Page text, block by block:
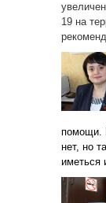
19 на
помощи.
нет, но
иметься